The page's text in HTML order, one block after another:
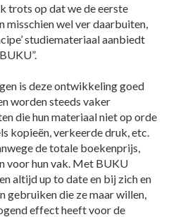
trots op dat we de eerste
misschien wel ver daarbuiten,
studiemateriaal aanbiedt
is deze ontwikkeling goed
worden steeds vaker
die hun materiaal niet op orde
kopieën, verkeerde druk, etc.
de totale boekenprijs,
voor hun vak. Met BUKU
altijd up to date en bij zich en
gebruiken die ze maar willen,
effect heeft voor de